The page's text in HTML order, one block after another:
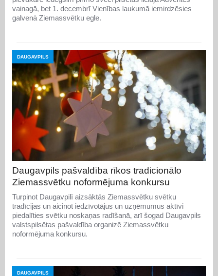
vainagā, bet 1. decembrī Vienības laukumā iemirdzēsies
galvenā Ziemassvētku egle.
DAUGAVPILS
Daugavpils pašvaldība rīkos tradicionālo
Ziemassvētku noformējuma konkursu
Turpinot Daugavpilī aizsāktās Ziemassvētku svētku
tradīcijas un aicinot iedzīvotājus un uzņēmumus aktīvi
piedalīties svētku noskaņas radīšanā, arī šogad Daugavpils
valstspilsētas pašvaldība organizē Ziemassvētku
noformējuma konkursu.
DAUGAVPILS